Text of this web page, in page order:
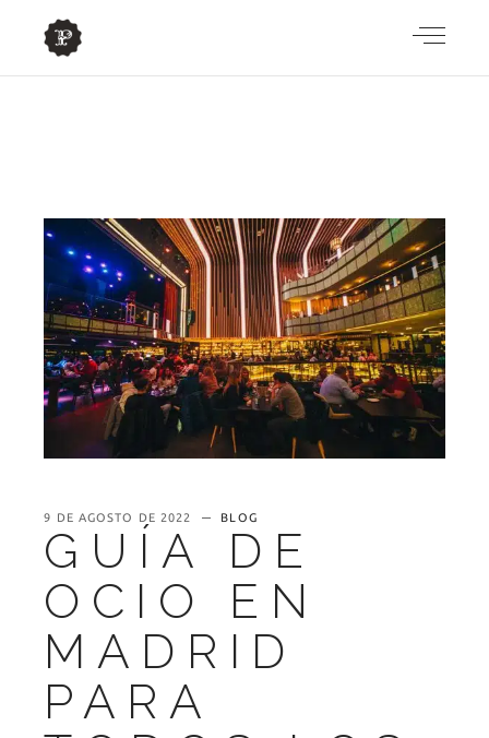
9 DE AGOSTO DE 2022 BLOG
GUÍA DE
OCIO EN
MADRID
PARA